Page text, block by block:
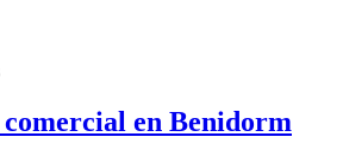
en Benidorm